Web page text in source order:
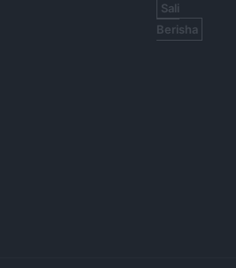
Sali
Berisha